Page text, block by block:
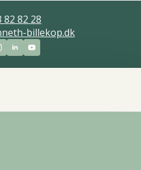
82 82 28
billekop.dk